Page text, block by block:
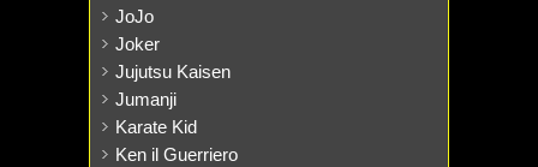
JoJo
Joker
Jujutsu Kaisen
Jumanji
Karate Kid
Ken il Guerriero